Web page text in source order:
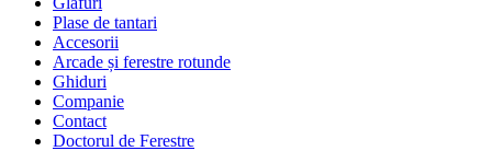
Plase de tantari
Accesorii
Arcade și ferestre rotunde
Ghiduri
Companie
Contact
Doctorul de Ferestre